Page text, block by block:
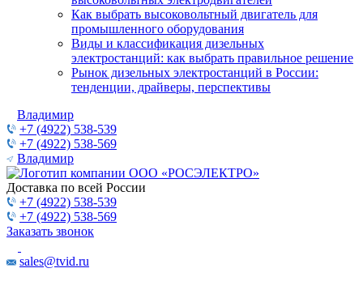
Как выбрать высоковольтный двигатель для
промышленного оборудования
Виды и классификация дизельных
электростанций: как выбрать правильное решение
Рынок дизельных электростанций в России:
тенденции, драйверы, перспективы
Владимир
+7 (4922) 538-539
+7 (4922) 538-569
Владимир
Доставка по всей России
+7 (4922) 538-539
+7 (4922) 538-569
Заказать звонок
sales@tvid.ru